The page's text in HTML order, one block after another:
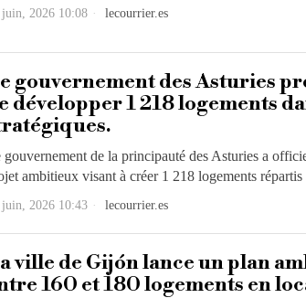
juin, 2026 10:08 lecourrier.es
gouvernement des Asturies
développer 1 218 logements
gouvernement de la principauté des Asturies a
ambitieux visant à créer 1 218 logements
juin, 2026 10:43 lecourrier.es
ville de Gijón lance un plan
160 et 180 logements en